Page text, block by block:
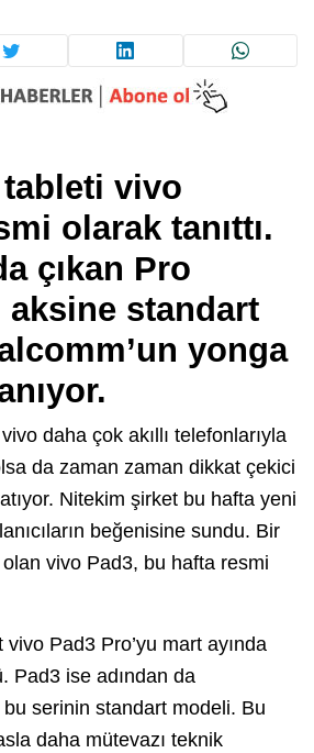
vivo
olarak tanıttı.
çıkan Pro
standart
yonga
daha çok akıllı telefonlarıyla
da zaman zaman dikkat çekici
Nitekim şirket bu hafta yeni
beğenisine sundu. Bir
vivo Pad3, bu hafta resmi
vivo Pad3 Pro’yu mart ayında
Pad3 ise adından da
bu serinin standart modeli. Bu
daha mütevazı teknik